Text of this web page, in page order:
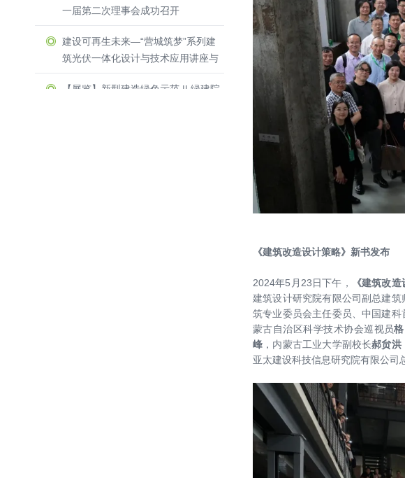
一届第二次理事会成功召开
建设可再生未来—“营城筑梦”系列建
筑光伏一体化设计与技术应用讲座与
圆桌研讨会在深圳光明区成功召开
【展览】新型建造绿色示范 || 绿建院
《建筑改造设计策略》新书发布
2024年5月23日下午， 《建筑改
建筑设计研究院有限公司副总建
筑专业委员会主任委员、中国建
蒙古自治区科学技术协会巡视员
峰 ，内蒙古工业大学副校长郝贠洪
亚太建设科技信息研究院有限公司